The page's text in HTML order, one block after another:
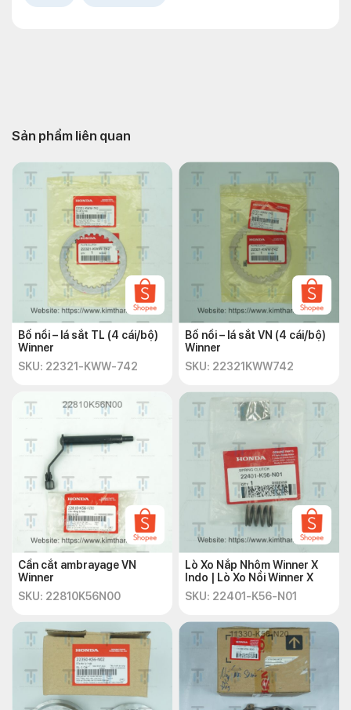
Sản phẩm liên quan
Bố nồi – lá sắt TL (4 cái/bộ)
Winner
SKU: 22321-KWW-742
Bố nồi – lá sắt VN (4 cái/bộ)
Winner
SKU: 22321KWW742
Cần cắt ambrayage VN
Winner
SKU: 22810K56N00
Lò Xo Nắp Nhôm Winner X
Indo | Lò Xo Nồi Winner X
SKU: 22401-K56-N01